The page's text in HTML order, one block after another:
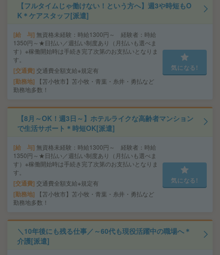
【フルタイムじゃ働けない！という方へ】週3や時短もO
K＊ケアスタッフ[派遣]
給 与 無資格未経験：時給1300円～ 経験者：時給
1350円～★日払い／週払い制度あり（月払いも選べま
す）※稼働開始時は手続き完了次第のお支払いとなりま
す。
交通費 交通費全額支給※規定有
勤務地
【苫小牧市】苫小牧・青葉・糸井・勇払など
勤務地多数！
気になる!
【8月～OK！週3日～】ホテルライクな高齢者マンション
で生活サポート＊時短OK[派遣]
給 与 無資格未経験：時給1300円～ 経験者：時給
1350円～★日払い／週払い制度あり（月払いも選べま
す）※稼働開始時は手続き完了次第のお支払いとなりま
す。
交通費 交通費全額支給※規定有
勤務地
【苫小牧市】苫小牧・青葉・糸井・勇払など
勤務地多数！
気になる!
＼10年後にも残る仕事／～60代も現役活躍中の職場へ＊
介護[派遣]